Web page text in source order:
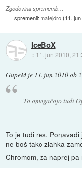
Zgodovina sprememb…
spremenil:matejdro(11.
IceBoX
:: 11. jun 2010,
GupeMje 11. jun 2010 ob
To omogačojo tudi
To je tudi res.
ne boš tako zlahka
Chromom, za naprej pa